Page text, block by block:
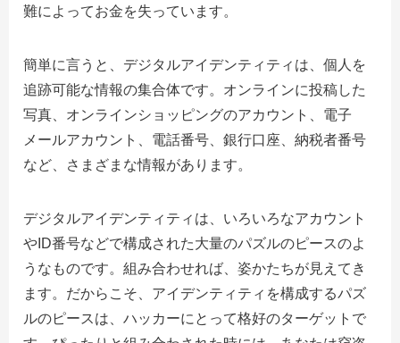
難によってお金を失っています。
簡単に言うと、デジタルアイデンティティは、個人を
追跡可能な情報の集合体です。オンラインに投稿した
写真、オンラインショッピングのアカウント、電子
メールアカウント、電話番号、銀行口座、納税者番号
など、さまざまな情報があります。
デジタルアイデンティティは、いろいろなアカウント
や ID番号などで構成された大量のパズルのピースのよ
うなものです。組み合わせれば、姿かたちが見えてき
ます。だからこそ、アイデンティティを構成するパズ
ルのピースは、ハッカーにとって格好のターゲットで